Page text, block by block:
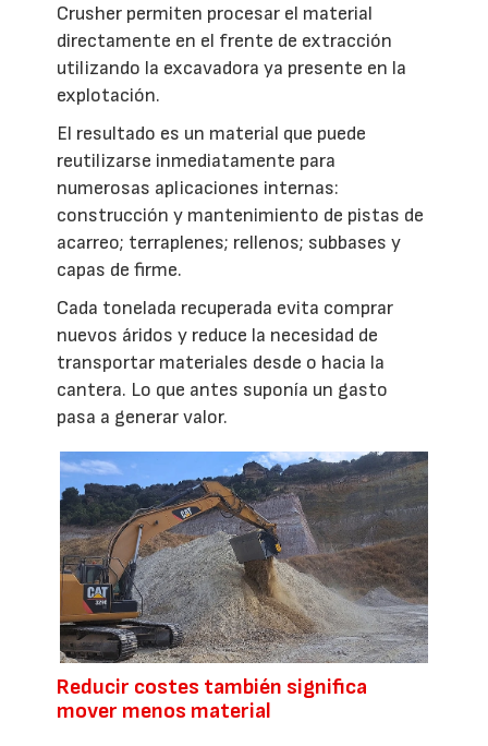
Crusher permiten procesar el material
directamente en el frente de extracción
utilizando la excavadora ya presente en la
explotación.
El resultado es un material que puede
reutilizarse inmediatamente para
numerosas aplicaciones internas:
construcción y mantenimiento de pistas de
acarreo; terraplenes; rellenos; subbases y
capas de firme.
Cada tonelada recuperada evita comprar
nuevos áridos y reduce la necesidad de
transportar materiales desde o hacia la
cantera. Lo que antes suponía un gasto
pasa a generar valor.
Reducir costes también significa
mover menos material